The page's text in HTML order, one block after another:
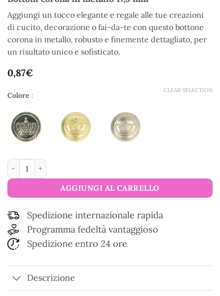
Aggiungi un tocco elegante e regale alle tue creazioni
di cucito, decorazione o fai-da-te con questo bottone
corona in metallo, robusto e finemente dettagliato, per
un risultato unico e sofisticato.
0,87€
Colore :
CLEAR SELECTION
Bottoni corona in metallo 17,5 mm quantità
AGGIUNGI AL CARRELLO
Spedizione internazionale rapida
Programma fedeltà vantaggioso
Spedizione entro 24 ore
Descrizione